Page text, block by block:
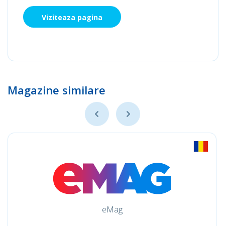
Viziteaza pagina
Magazine similare
eMag